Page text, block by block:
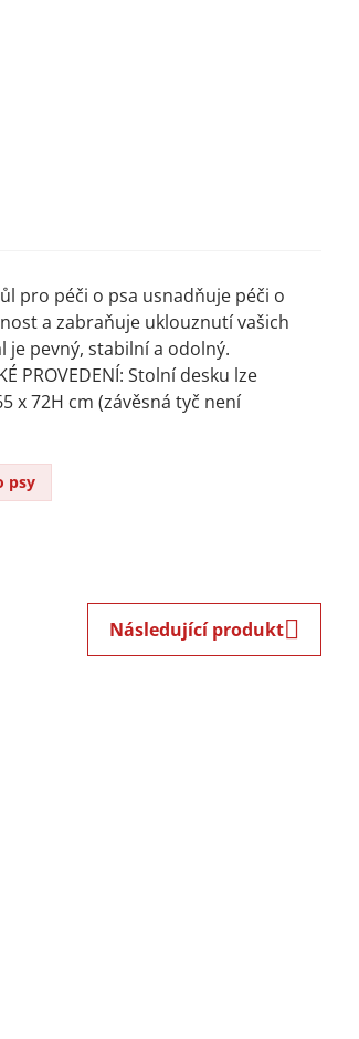
pro péči o psa usnadňuje péči o
a zabraňuje uklouznutí vašich
je pevný, stabilní a odolný.
PROVEDENÍ: Stolní desku lze
x 72H cm (závěsná tyč není
psy
Následující produkt